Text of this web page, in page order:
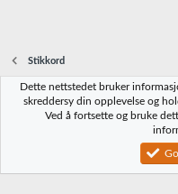
Stikkord
Norbrygg-default
Vilkår og regler
Community platform by XenForo® ©
Dette nettstedet bruker
skreddersy din opplevelse og
Ved å fortsette og bruke